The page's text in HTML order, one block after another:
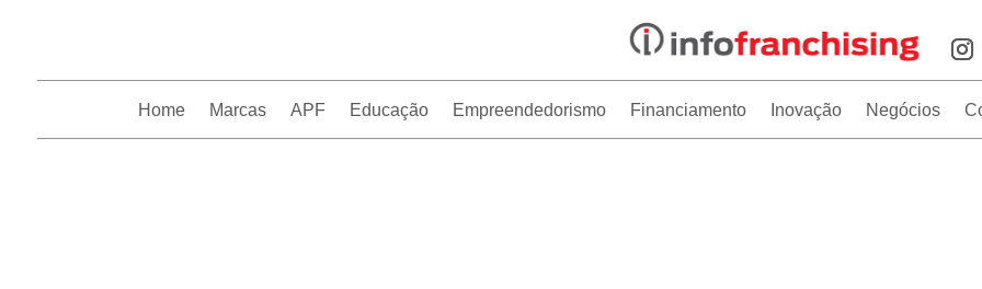
Home Marcas APF Educação Empreendedorismo Financiamento Inovação Negócios